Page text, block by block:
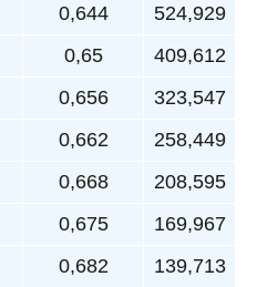
0,644 524,929
0,65 409,612
0,656 323,547
0,662 258,449
0,668 208,595
0,675 169,967
0,682 139,713